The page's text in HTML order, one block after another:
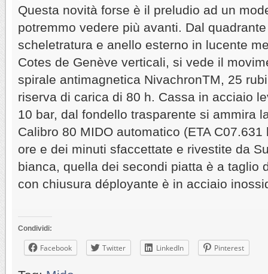
Questa novità forse è il preludio ad un
potremmo vedere più avanti. Dal
scheletratura e anello esterno in lucente
Cotes de Genève verticali, si vede il
spirale antimagnetica NivachronTM, 25
riserva di carica di 80 h. Cassa in acciaio
10 bar, dal fondello trasparente si ammira
Calibro 80 MIDO automatico (ETA
ore e dei minuti sfaccettate e rivestite da
bianca, quella dei secondi piatta è a taglio
con chiusura déployante è in acciaio
Condividi:
Facebook Twitter LinkedIn Pinterest